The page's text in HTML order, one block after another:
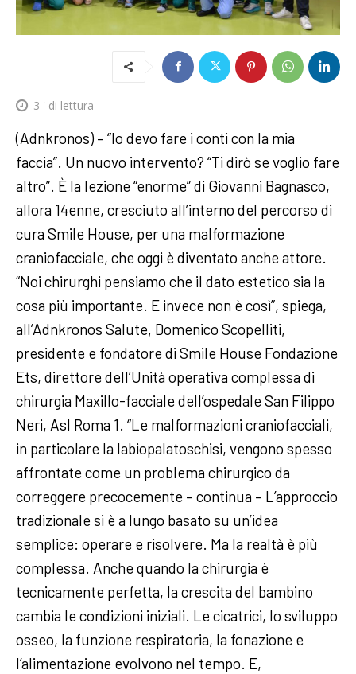
3 ' di lettura
(Adnkronos) – “Io devo fare i conti con la mia
faccia”. Un nuovo intervento? “Ti dirò se voglio fare
altro”. È la lezione “enorme” di Giovanni Bagnasco,
allora 14enne, cresciuto all’interno del percorso di
cura Smile House, per una malformazione
craniofacciale, che oggi è diventato anche attore.
“Noi chirurghi pensiamo che il dato estetico sia la
cosa più importante. E invece non è così”, spiega,
all’Adnkronos Salute, Domenico Scopelliti,
presidente e fondatore di Smile House Fondazione
Ets, direttore dell’Unità operativa complessa di
chirurgia Maxillo-facciale dell’ospedale San Filippo
Neri, Asl Roma 1. “Le malformazioni craniofacciali,
in particolare la labiopalatoschisi, vengono spesso
affrontate come un problema chirurgico da
correggere precocemente – continua – L’approccio
tradizionale si è a lungo basato su un’idea
semplice: operare e risolvere. Ma la realtà è più
complessa. Anche quando la chirurgia è
tecnicamente perfetta, la crescita del bambino
cambia le condizioni iniziali. Le cicatrici, lo sviluppo
osseo, la funzione respiratoria, la fonazione e
l’alimentazione evolvono nel tempo. E,